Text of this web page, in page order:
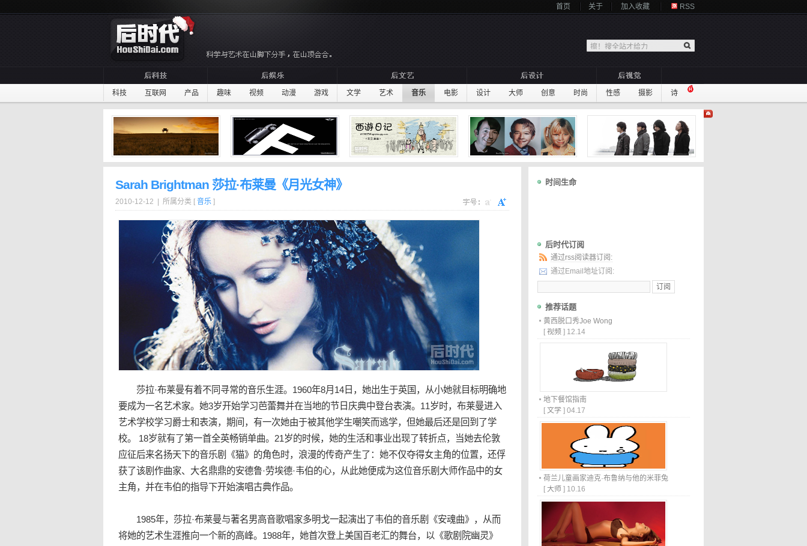
首页 关于 加入收藏 RSS
科技 互联网 产品 趣味 视频 动漫 游戏 文学 艺术 音乐 电影 设计 大师 创意 时尚 性感 摄影 诗
Sarah Brightman 莎拉·布莱曼《月光女神》
2010-12-12 | 所属分类 [ 音乐 ]
莎拉·布莱曼有着不同寻常的音乐生涯。1960年8月14日，她出生于英国，从小她就目标明确地
要成为一名艺术家。她3岁开始学习芭蕾舞并在当地的节日庆典中登台表演。11岁时，布莱曼进入
艺术学校学习爵士和表演，期间，有一次她由于被其他学生嘲笑而逃学，但她最后还是回到了学
校。 18岁就有了第一首全英畅销单曲。21岁的时候，她的生活和事业出现了转折点，当她去伦敦
应征后来名扬天下的音乐剧
《猫》的角色时，浪漫的传奇产生了：她不仅夺得女主角的位置，还俘
获了该剧作曲家、大名鼎鼎的安德鲁·劳埃德·韦伯的心，从此她便成为这位音乐剧 大师作品中的女
主角，并在韦伯的指导下开始演唱古典作品。
1985年，莎拉·布莱曼与著名男高音歌唱家多明戈一起演出了韦伯的音乐剧《安魂曲》，从而
将她的艺术生涯推向一个新的高峰。1988年，她首次登上美国百老汇的舞台，以《歌剧院幽灵》
时间生命
后时代订阅
通过rss阅读器订阅:
通过Email地址订阅:
推荐话题
黄西脱口秀Joe Wong
[ 视频 ] 12.14
地下餐馆指南
[ 文学 ] 04.17
荷兰儿童画家迪克·布鲁纳与他的米菲兔
[ 大师 ] 10.16